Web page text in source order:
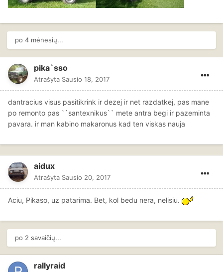
po 4 mėnesių...
pika`sso
Atrašyta Sausio 18, 2017
dantracius visus pasitikrink ir dezej ir net razdatkej, pas mane
po remonto pas ``santexnikus`` mete antra begi ir pazeminta
pavara. ir man kabino makaronus kad ten viskas nauja
aidux
Atrašyta Sausio 20, 2017
Aciu, Pikaso, uz patarima. Bet, kol bedu nera, nelisiu.
po 2 savaičių...
rallyraid